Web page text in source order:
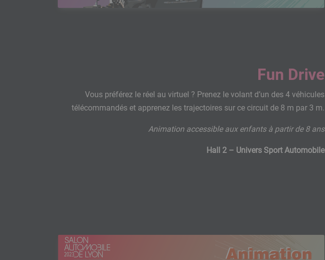
Fun Drive
Vous préférez le réel au virtuel ? Prenez le volant d’un des 4 véhicules
télécommandés et apprenez les trajectoires sur ce circuit de 8 m par 3 m.
Animation accessible aux enfants à partir de 8 ans
Hall 2 – Univers Sport Automobile